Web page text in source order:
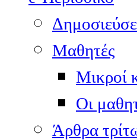
Μαθητές
Μικροί
Οι
Άρθρα